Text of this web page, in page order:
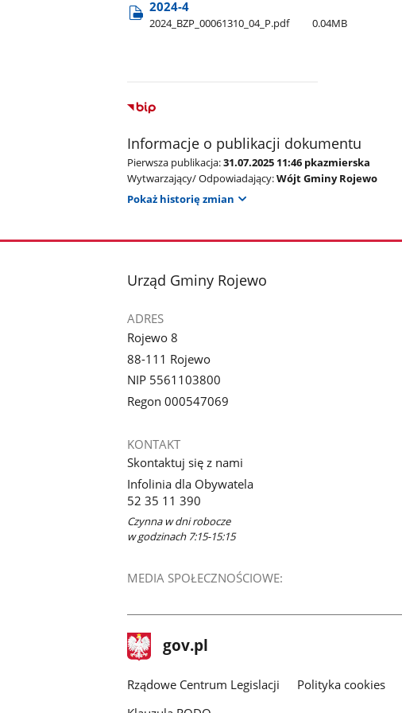
2024-4
2024​_BZP​_00061310​_04​_P.pdf 0.04MB
Informacje o publikacji dokumentu
Pierwsza publikacja:31.07.2025 11:46 pkazmierska
Wytwarzający/ Odpowiadający:Wójt Gminy Rojewo
Pokaż historię zmian
stopka
Urząd Gminy Rojewo
ADRES
Rojewo 8
88-111 Rojewo
NIP 5561103800
Regon 000547069
KONTAKT
Skontaktuj się z nami
Infolinia dla Obywatela
52 35 11 390
Czynna w dni robocze
w godzinach 7:15-15:15
MEDIA SPOŁECZNOŚCIOWE:
stopka
gov.pl Strona
gov.pl
Rządowe Centrum Legislacji Polityka cookies